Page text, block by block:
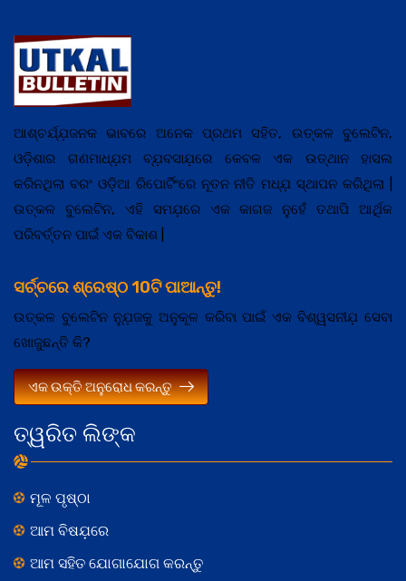
ତ୍ୱରିତ ଲିଙ୍କ
ମୂଳ ପୃଷ୍ଠା
ଆମ ବିଷଯ଼ରେ
ଆମ ସହିତ ଯୋଗାଯୋଗ କରନ୍ତୁ
ଆଶ୍ଚର୍ଯ୍ଯ଼ଜନକ ଭାବରେ ଅନେକ ପ୍ରଥମ ସହିତ, ଉତ୍କଳ ବୁଲେଟିନ,
ଓଡ଼ିଶାର ଗଣମାଧ୍ଯ଼ମ ବ୍ଯ଼ବସାଯ଼ରେ କେବଳ ଏକ ଉତ୍ଥାନ ହାସଲ
କରିନଥିଲା ବରଂ ଓଡ଼ିଆ ରିପୋର୍ଟିଂରେ ନୂତନ ନୀତି ମଧ୍ଯ଼ ସ୍ଥାପନ କରିଥିଲା |
ଉତ୍କଳ ବୁଲେଟିନ, ଏହି ସମଯ଼ରେ ଏକ କାଗଜ ନୁହେଁ ତଥାପି ଆର୍ଥିକ
ପରିବର୍ତ୍ତନ ପାଇଁ ଏକ ବିକାଶ |
ସର୍ଚ୍ଚରେ ଶ୍ରେଷ୍ଠ 10ଟି ପାଆନ୍ତୁ!
ଉତ୍କଳ ବୁଲେଟିନ ନ୍ଯ଼ୁଜକୁ ଅନୁକୂଳ କରିବା ପାଇଁ ଏକ ବିଶ୍ୱସନୀଯ଼ ସେବା
ଖୋଜୁଛନ୍ତି କି?
ଏକ ଉକ୍ତି ଅନୁରୋଧ କରନ୍ତୁ